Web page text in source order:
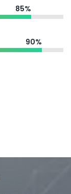
85%
90%